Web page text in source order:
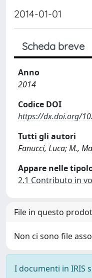
2014-01-01
Scheda breve
Anno
2014
Codice DOI
https://dx.doi.org/
Tutti gli autori
Fanucci, Luca; M.,
Appare nelle
2.1 Contributo in
File in questo
Non ci sono file
I documenti in IRIS